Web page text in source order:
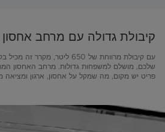
קיבולת גדולה עם מרחב
עם קיבולת מרווחת של 650 ליטר,
שלכם, מושלם למשפחות גדולות. מרחב האחסון
פריט יש מקום, מה שמקל על אחסון, ארגון ומציאה